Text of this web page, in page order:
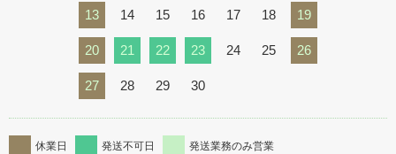
13 14 15 16 17 18 19
20 21 22 23 24 25 26
27 28 29 30
休業日 発送不可日 発送業務のみ営業